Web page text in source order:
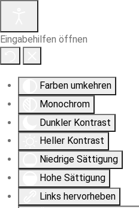
Eingabehilfen öffnen
Farben umkehren
Monochrom
Dunkler Kontrast
Heller Kontrast
Niedrige Sättigung
Hohe Sättigung
Links hervorheben